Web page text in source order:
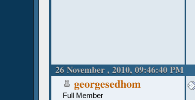
26 November , 2010, 09:46:40 PM
georgesedhom
Full Member